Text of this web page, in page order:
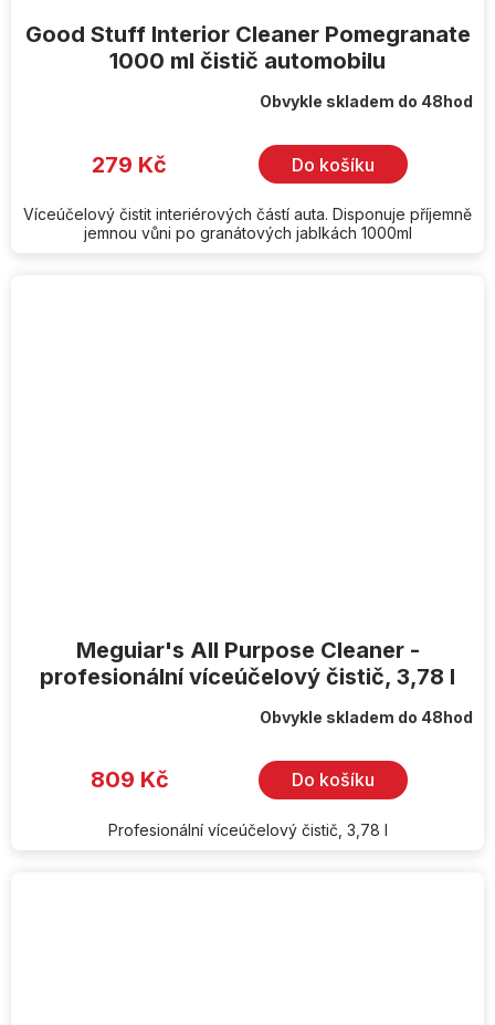
Good Stuff Interior Cleaner Pomegranate
1000 ml čistič automobilu
Obvykle skladem do 48hod
279 Kč Do košíku
Víceúčelový čistit interiérových částí auta. Disponuje příjemně
jemnou vůni po granátových jablkách 1000ml
Meguiar's All Purpose Cleaner -
profesionální víceúčelový čistič, 3,78 l
Obvykle skladem do 48hod
809 Kč Do košíku
Profesionální víceúčelový čistič, 3,78 l